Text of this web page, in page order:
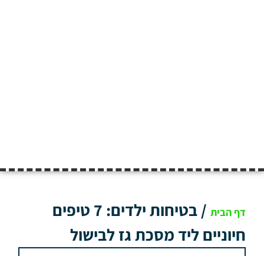
דף הבית /
בטיחות ילדים: 7 טיפים
חיוניים ליד מסכת גז לבישול